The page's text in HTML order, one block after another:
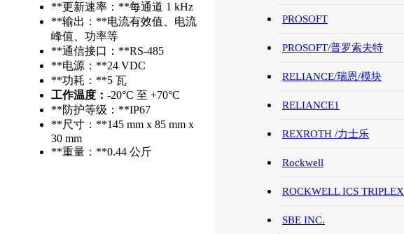
**更新速率：**每通道 1 kHz
**输出：**电流有效值、电流
峰值、功率等
**通信接口：**RS-485
**电源：**24 VDC
**功耗：**5 瓦
工作温度： -20°C 至 +70°C
**防护等级：**IP67
**尺寸：**145 mm x 85 mm x
30 mm
**重量：**0.44 公斤
PROSOFT
PROSOFT/普罗索夫特
RELIANCE/瑞恩/模块
RELIANCE1
REXROTH /力士乐
Rockwell
ROCKWELL ICS TRIPLEX
SBE INC.